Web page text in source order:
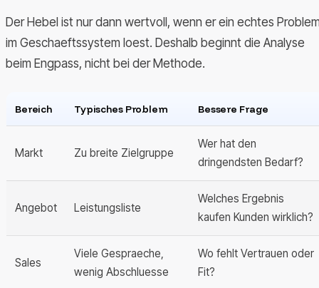
Der Hebel ist nur dann wertvoll, wenn er ein echtes
im Geschaeftssystem loest. Deshalb beginnt die Analyse
beim Engpass, nicht bei der Methode.
Bereich Typisches Problem Bessere Frage
Markt Zu breite Zielgruppe
Wer hat den
dringendsten Bedarf?
Angebot Leistungsliste
Welches Ergebnis
kaufen Kunden wirklich?
Sales
Viele Gespraeche,
wenig Abschluesse
Wo fehlt Vertrauen oder
Fit?